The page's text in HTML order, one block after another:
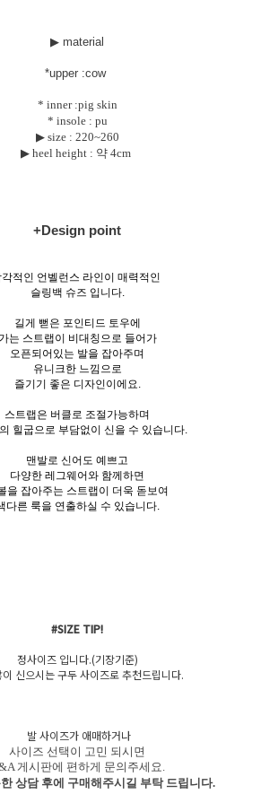
▶ material
*upper :cow
* inner :pig skin
* insole : pu
▶ size : 220~260
▶ heel height : 약 4cm
+Design point
각적인 언벨런스 라인이 매력적인
슬링백 슈즈 입니다.
길게 뻗은 포인티드 토우에
가는 스트랩이 비대칭으로 들어가
오픈되어있는 발을 잡아주며
유니크한 느낌으로
즐기기 좋은 디자인이에요.
스트랩은 버클로 조절가능하며
힐굽으로 부담없이 신을 수 있습니다.
맨발로 신어도 예쁘고
다양한 레그웨어와 함께하면
을 잡아주는 스트랩이 더욱 돋보여
다른 룩을 연출하실 수 있습니다.
#SIZE TIP!
정사이즈 입니다.(기장기준)
신으시는 구두 사이즈로 추천드립니다.
발 사이즈가 애매하거나
사이즈 선택이 고민 되시면
게시판에 편하게 문의주세요.
상담 후에 구매해주시길 부탁 드립니다.